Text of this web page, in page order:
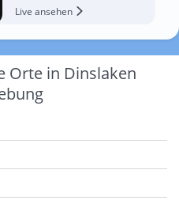
Live ansehen
Orte in Dinslaken